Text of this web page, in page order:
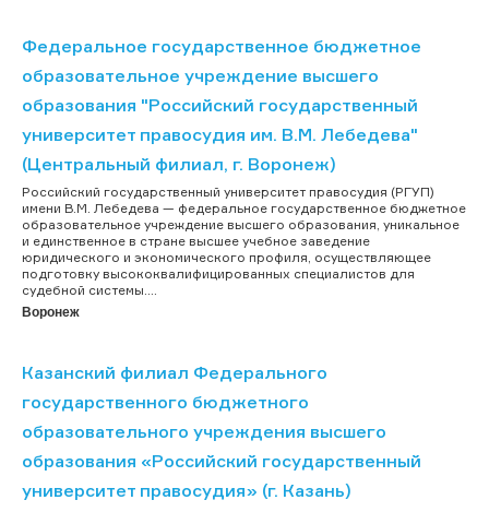
Федеральное государственное бюджетное
образовательное учреждение высшего
образования "Российский государственный
университет правосудия им. В.М. Лебедева"
(Центральный филиал, г. Воронеж)
Российский государственный университет правосудия (РГУП)
имени В.М. Лебедева — федеральное государственное бюджетное
образовательное учреждение высшего образования, уникальное
и единственное в стране высшее учебное заведение
юридического и экономического профиля, осуществляющее
подготовку высококвалифицированных специалистов для
судебной системы....
Воронеж
Казанский филиал Федерального
государственного бюджетного
образовательного учреждения высшего
образования «Российский государственный
университет правосудия» (г. Казань)